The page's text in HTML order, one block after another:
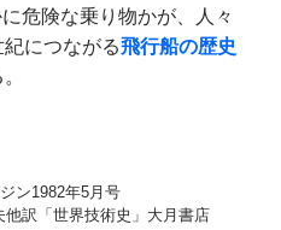
危険な乗り物かが、人々
につながる飛行船の歴史
ン1982年5月号
訳「世界技術史」大月書店